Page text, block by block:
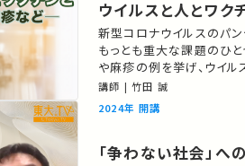
ウイルスと人とワ
新型コロナウイルスのパ
もっとも重大な課題のひ
や麻疹の例を挙げ、ウイ
対策について、一緒に考えてみたいと思い
金曜特別講座 ★あなたのシェアが、ほかの誰かの学びに繋がるかもしれ
ません。 お気に入りの講
講師 | 竹田 誠
2024年 開講
「争わない社会」へ